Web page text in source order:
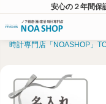
安心の２年間保
時計専門店「NOASHOP」